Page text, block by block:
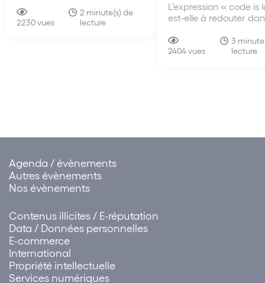
du premier ministre en 2019, il
est fait état que le droit est
2230 vues
2 minute(s) de
lecture
L’expression « code is
est-elle à redouter
un article écrit par
Lessig paru dans le
2404 vues
3
lecture
Agenda / évènements
Autres évènements
Nos évènements
Contenus illicites / E-réputation
Data / Données personnelles
E-commerce
International
Propriété intellectuelle
Services numériques